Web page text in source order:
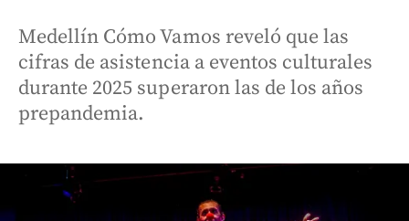
Medellín Cómo Vamos reveló que las
cifras de asistencia a eventos culturales
durante 2025 superaron las de los años
prepandemia.